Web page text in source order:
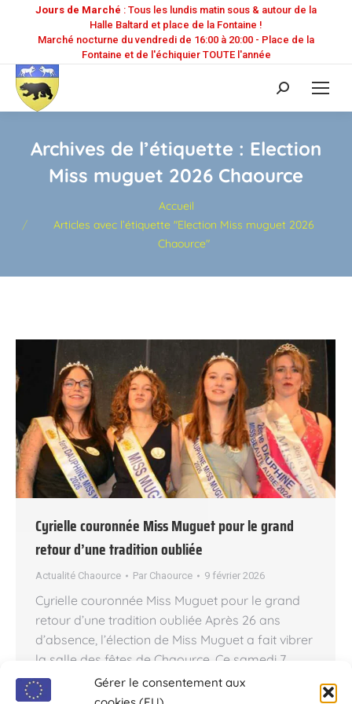
Gérer le consentement aux
Jours de Marché : Tous les lundis matin sous & autour de la
Halle Baltard et place de la Fontaine !
Marché nocturne du vendredi de 16:00 à 20:00 - Place de la
Fontaine et de l'échiquier TOUTE l'année
Recherche
:
Archives de l’étiquette : Election
Miss muguet 2026 Chaource
Accueil
Articles avec l’étiquette "Election Miss muguet 2026
Chaource"
Cyrielle couronnée Miss Muguet pour le grand
retour d’une tradition oubliée
Actualité Chaource Par Chaource 9 février 2026
Cyrielle couronnée Miss Muguet pour le grand
retour d’une tradition oubliée Après 26 ans
d’absence, l’élection de Miss Muguet a fait vibrer
la salle des fêtes de Chaource. Ce samedi 7
février 2026. Dans une ambiance électrique et
riche en émotions, c’est Cyrielle, originaire de